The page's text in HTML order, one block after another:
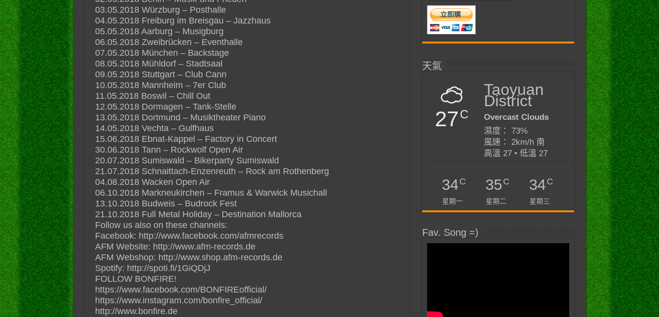
03.05.2018 Würzburg – Posthalle
04.05.2018 Freiburg im Breisgau – Jazzhaus
05.05.2018 Aarburg – Musigburg
06.05.2018 Zweibrücken – Eventhalle
07.05.2018 München – Backstage
08.05.2018 Mühldorf – Stadtsaal
09.05.2018 Stuttgart – Club Cann
10.05.2018 Mannheim – 7er Club
11.05.2018 Boswil – Chill Out
12.05.2018 Dormagen – Tank-Stelle
13.05.2018 Dortmund – Musiktheater Piano
14.05.2018 Vechta – Gulfhaus
15.06.2018 Ebnat-Kappel – Factory in Concert
30.06.2018 Tann – Rockwolf Open Air
20.07.2018 Sumiswald – Bikerparty Sumiswald
21.07.2018 Schnaittach-Enzenreuth – Rock am Rothenberg
04.08.2018 Wacken Open Air
06.10.2018 Markneukirchen – Framus & Warwick Musichall
13.10.2018 Budweis – Budrock Fest
21.10.2018 Full Metal Holiday – Destination Mallorca
Follow us also on these channels:
Facebook: http://www.facebook.com/afmrecords
AFM Website: http://www.afm-records.de
AFM Webshop: http://www.shop.afm-records.de
Spotify: http://spoti.fi/1GiQDjJ
FOLLOW BONFIRE!
https://www.facebook.com/BONFIREofficial/
https://www.instagram.com/bonfire_official/
http://www.bonfire.de
天氣
27C
Taoyuan
District
Overcast Clouds
濕度： 73%
風速： 2km/h 南
高溫 27 • 低溫 27
34C
星期一
35C
星期二
34C
星期三
Fav. Song =)